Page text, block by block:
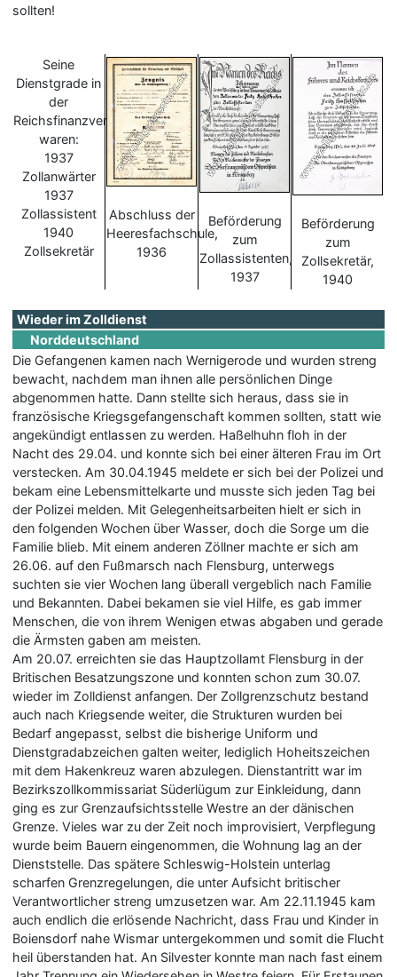
sollten!
Seine
Dienstgrade in
der
Reichsfinanzverwaltung
waren:
1937
Zollanwärter
1937
Zollassistent
1940
Zollsekretär
Abschluss der
Heeresfachschule,
1936
Beförderung
zum
Zollassistenten,
1937
Beförderung
zum
Zollsekretär,
1940
Wieder im Zolldienst
Norddeutschland
Die Gefangenen kamen nach Wernigerode und wurden streng
bewacht, nachdem man ihnen alle persönlichen Dinge
abgenommen hatte. Dann stellte sich heraus, dass sie in
französische Kriegsgefangenschaft kommen sollten, statt wie
angekündigt entlassen zu werden. Haßelhuhn floh in der
Nacht des 29.04. und konnte sich bei einer älteren Frau im Ort
verstecken. Am 30.04.1945 meldete er sich bei der Polizei und
bekam eine Lebensmittelkarte und musste sich jeden Tag bei
der Polizei melden. Mit Gelegenheitsarbeiten hielt er sich in
den folgenden Wochen über Wasser, doch die Sorge um die
Familie blieb. Mit einem anderen Zöllner machte er sich am
26.06. auf den Fußmarsch nach Flensburg, unterwegs
suchten sie vier Wochen lang überall vergeblich nach Familie
und Bekannten. Dabei bekamen sie viel Hilfe, es gab immer
Menschen, die von ihrem Wenigen etwas abgaben und gerade
die Ärmsten gaben am meisten.
Am 20.07. erreichten sie das Hauptzollamt Flensburg in der
Britischen Besatzungszone und konnten schon zum 30.07.
wieder im Zolldienst anfangen. Der Zollgrenzschutz bestand
auch nach Kriegsende weiter, die Strukturen wurden bei
Bedarf angepasst, selbst die bisherige Uniform und
Dienstgradabzeichen galten weiter, lediglich Hoheitszeichen
mit dem Hakenkreuz waren abzulegen. Dienstantritt war im
Bezirkszollkommissariat Süderlügum zur Einkleidung, dann
ging es zur Grenzaufsichtsstelle Westre an der dänischen
Grenze. Vieles war zu der Zeit noch improvisiert, Verpflegung
wurde beim Bauern eingenommen, die Wohnung lag an der
Dienststelle. Das spätere Schleswig-Holstein unterlag
scharfen Grenzregelungen, die unter Aufsicht britischer
Verantwortlicher streng umzusetzen war. Am 22.11.1945 kam
auch endlich die erlösende Nachricht, dass Frau und Kinder in
Boiensdorf nahe Wismar untergekommen und somit die Flucht
heil überstanden hat. An Silvester konnte man nach fast einem